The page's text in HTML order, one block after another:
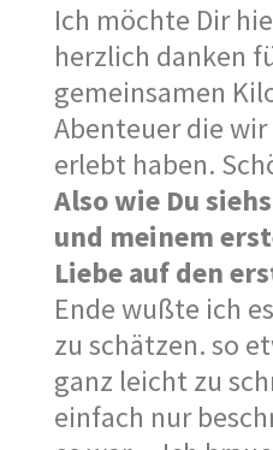
Ich möchte Dir
herzlich danken
gemeinsamen
Abenteuer die
erlebt haben.
Also wie Du
und meinem
Liebe auf den
Ende wußte ich
zu schätzen. so
ganz leicht zu
einfach nur